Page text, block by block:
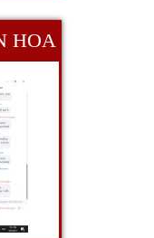
HOA